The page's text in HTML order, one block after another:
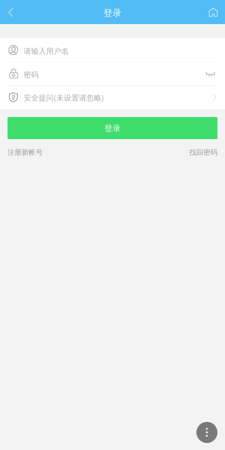
 
登录

 
 
安全提问(未设置请忽略)
安全提问(未设置请忽略)
登录
注册新帐号 找回密码